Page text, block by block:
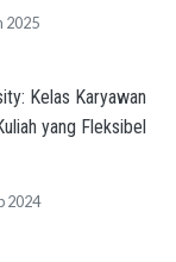
2025
Kelas Karyawan
yang Fleksibel
2024